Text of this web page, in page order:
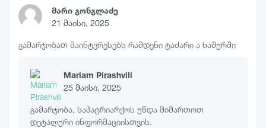
მარი გონგლაძე
21 მაისი, 2025
გამარჯობათ მაინტერესებს რამდენი ტაძარი ა ხაშურში
Mariam Pirashvili
25 მაისი, 2025
გამარჯობა, საპატრიარქოს უნდა მიმართოთ
დეტალური ინფორმაციისთვის.